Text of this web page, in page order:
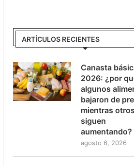
ARTÍCULOS RECIENTES
Canasta
2026: ¿por
algunos
bajaron de
mientras otros
siguen
aumentando?
agosto 6, 2026